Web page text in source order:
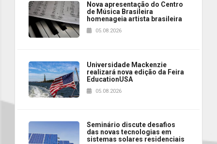
Nova apresentação do Centro
de Música Brasileira
homenageia artista brasileira
05.08.2026
Universidade Mackenzie
realizará nova edição da Feira
EducationUSA
05.08.2026
Seminário discute desafios
das novas tecnologias em
sistemas solares residenciais